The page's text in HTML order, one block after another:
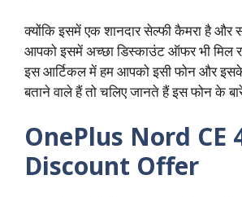
क्योंकि इसमें एक शानदार सेल्फी कैमरा है और
आपको इसमें अच्छा डिस्काउंट ऑफर भी
इस आर्टिकल में हम आपको इसी फोन और
बताने वाले हैं तो चलिए जानते हैं इस फोन के
OnePlus Nord CE
Discount Offer